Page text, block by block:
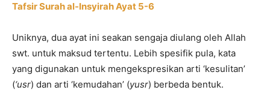
Tafsir Surah al-Insyirah Ayat 5-6
Uniknya, dua ayat ini seakan sengaja diulang oleh Allah
swt. untuk maksud tertentu. Lebih spesifik pula, kata
yang digunakan untuk mengekspresikan arti ‘kesulitan’
(‘usr) dan arti ‘kemudahan’ (yusr) berbeda bentuk.